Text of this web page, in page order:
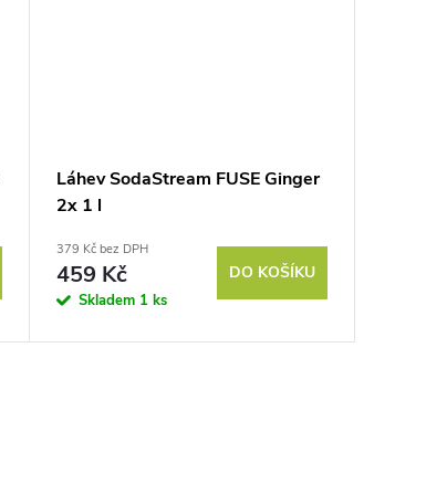
Láhev SodaStream FUSE Ginger
2x 1 l
379 Kč bez DPH
459 Kč
Skladem 1 ks
DO KOŠÍKU